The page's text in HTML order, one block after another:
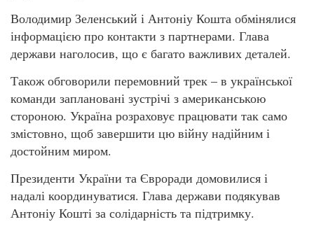
Володимир Зеленський і Антоніу Кошта обмінялися
інформацією про контакти з партнерами. Глава
держави наголосив, що є багато важливих деталей.
Також обговорили перемовний трек – в української
команди заплановані зустрічі з американською
стороною. Україна розраховує працювати так само
змістовно, щоб завершити цю війну надійним і
достойним миром.
Президенти України та Євроради домовилися і
надалі координуватися. Глава держави подякував
Антоніу Кошті за солідарність та підтримку.